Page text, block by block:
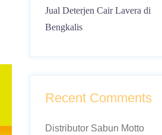
Jual Deterjen Cair Lavera di
Bengkalis
Recent Comments
Distributor Sabun Motto